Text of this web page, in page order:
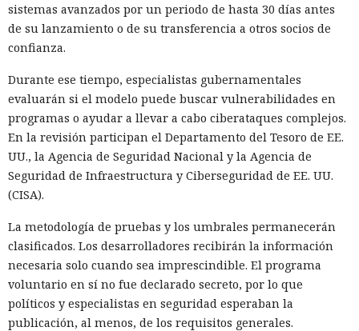
sistemas avanzados por un periodo de hasta 30 días antes
de su lanzamiento o de su transferencia a otros socios de
confianza.
Durante ese tiempo, especialistas gubernamentales
evaluarán si el modelo puede buscar vulnerabilidades en
programas o ayudar a llevar a cabo ciberataques complejos.
En la revisión participan el Departamento del Tesoro de EE.
UU., la Agencia de Seguridad Nacional y la Agencia de
Seguridad de Infraestructura y Ciberseguridad de EE. UU.
(CISA).
La metodología de pruebas y los umbrales permanecerán
clasificados. Los desarrolladores recibirán la información
necesaria solo cuando sea imprescindible. El programa
voluntario en sí no fue declarado secreto, por lo que
políticos y especialistas en seguridad esperaban la
publicación, al menos, de los requisitos generales.